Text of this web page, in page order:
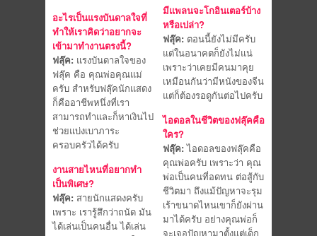
อะไรเป็นแรงบันดาลใจที่
ทำให้เราคิดว่าอยากจะ
เข้ามาทำงานตรงนี้?
ฟลุ๊ค: แรงบันดาลใจของ
ฟลุ๊ค คือ คุณพ่อคุณแม่
ครับ สำหรับฟลุ๊คนักแสดง
ก็คืออาชีพหนึ่งที่เรา
สามารถทำและก็หาเงินไป
ช่วยแบ่งเบาภาระ
ครอบครัวได้ครับ
งานสายไหนที่อยากทำ
เป็นพิเศษ?
ฟลุ๊ค: สายนักแสดงครับ
เพราะ เรารู้สึกว่าถนัด มัน
ได้เล่นเป็นคนอื่น ได้เล่น
มีแพลนจะโกอินเตอร์บ้าง
หรือเปล่า?
ฟลุ๊ค: ตอนนี้ยังไม่มีครับ
แต่ในอนาคตก็ยังไม่แน่
เพราะว่าเคยมีคนมาคุย
เหมือนกันว่ามีหนังของจีน
แต่ก็ต้องรอดูกันต่อไปครับ
ไอดอลในชีวิตของฟลุ๊คคือ
ใคร?
ฟลุ๊ค:ไอดอลของฟลุ๊คคือ
คุณพ่อครับ เพราะว่า คุณ
พ่อเป็นคนที่อดทน ต่อสู้กับ
ชีวิตมา ถึงแม้ปัญหาจะรุม
เร้าขนาดไหนเขาก็ยังผ่าน
มาได้ครับ อย่างคุณพ่อก็
จะเจอปัญหามาตั้งแต่เด็ก